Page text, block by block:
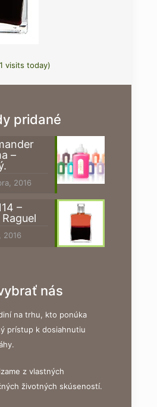
visits today)
pridané
–
2016
–
2016
nás
na trhu, kto ponúka
prístup k dosiahnutiu
z vlastných
životných skúseností.